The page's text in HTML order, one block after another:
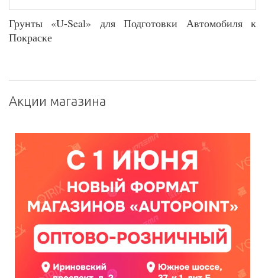
Грунты «U-Seal» для Подготовки Автомобиля к
Покраске
Акции магазина